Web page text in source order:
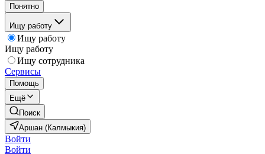
Понятно
Ищу работу
Ищу работу
Ищу работу
Ищу сотрудника
Сервисы
Помощь
Ещё
Поиск
Аршан (Калмыкия)
Войти
Войти